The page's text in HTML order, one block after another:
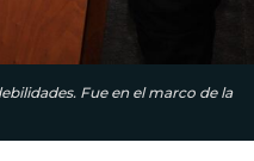
Fue en el marco de la